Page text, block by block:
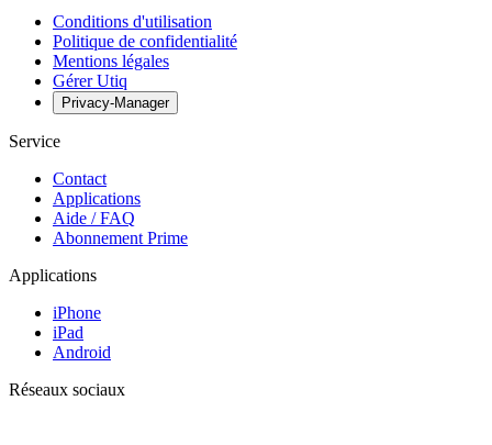
Conditions d'utilisation
Politique de confidentialité
Mentions légales
Gérer Utiq
Privacy-Manager
Service
Contact
Applications
Aide / FAQ
Abonnement Prime
Applications
iPhone
iPad
Android
Réseaux sociaux